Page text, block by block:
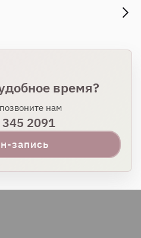
время?
нам
2091
запись